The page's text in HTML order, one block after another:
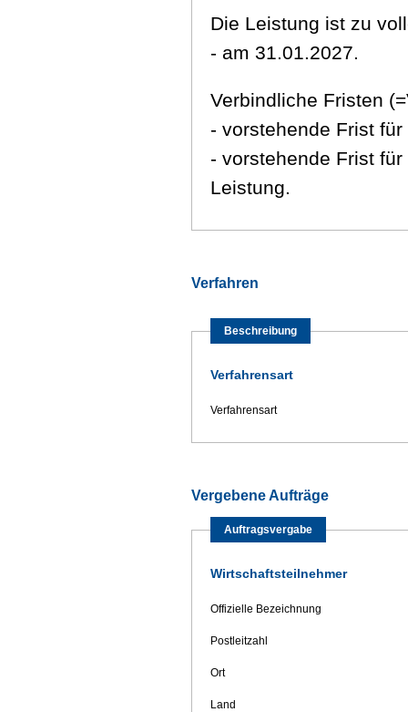
Die Leistung ist zu
- am 31.01.2027.
Verbindliche Fristen
- vorstehende Frist
- vorstehende Frist
Leistung.
Verfahren
Beschreibung
Verfahrensart
Verfahrensart
Vergebene Aufträge
Auftragsvergabe
Wirtschaftsteilnehmer
Offizielle Bezeichnung
Postleitzahl
Ort
Land